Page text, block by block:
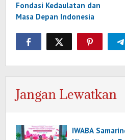
Fondasi Kedaulatan dan
Masa Depan Indonesia
Jangan Lewatkan
IWABA